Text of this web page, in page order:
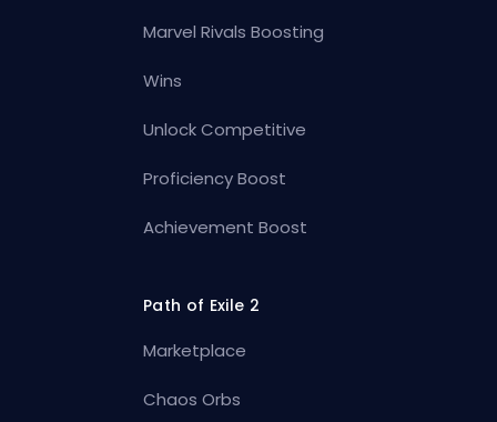
Marvel Rivals Boosting
Wins
Unlock Competitive
Proficiency Boost
Achievement Boost
Path of Exile 2
Marketplace
Chaos Orbs